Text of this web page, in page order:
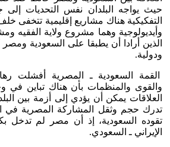
حيث يواجه البلدان نفس التحديات إلى
التفكيكية هناك مشاريع إقليمية تتخفى
وأيديولوجية وهما مشروع ولاية الفقيه
الذين أرادا أن يطبقا على السعودية
ودولية.
القمة السعودية ـ المصرية أفشلت
والقوى والمنظمات بأن هناك تباين في
العلاقات يمكن أن يؤدي إلى أزمة بين
تدرك حجم وثقل المشاركة المصرية في
تقوده السعودية، إذ أن مصر لم تدخل
الإيراني ـ السعودي.